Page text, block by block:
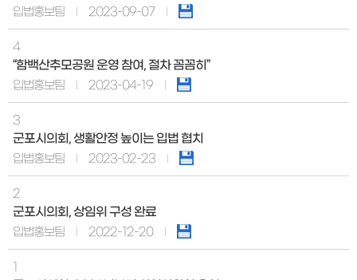
입법홍보팀
2023-09-07
4
“함백산추모공원 운영 참여, 절차 꼼꼼히”
입법홍보팀
2023-04-19
3
군포시의회, 생활안정 높이는 입법 협치
입법홍보팀
2023-02-23
2
군포시의회, 상임위 구성 완료
입법홍보팀
2022-12-20